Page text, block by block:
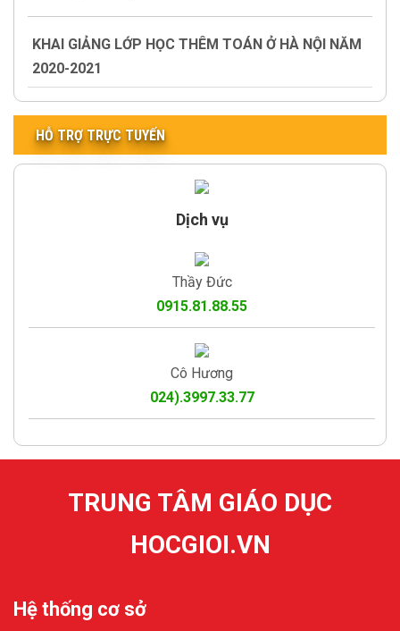
KHAI GIẢNG LỚP HỌC THÊM TOÁN Ở HÀ NỘI NĂM
2020-2021
HỖ TRỢ TRỰC TUYẾN
Dịch vụ
Thầy Đức
0915.81.88.55
Cô Hương
024).3997.33.77
TRUNG TÂM GIÁO DỤC
HOCGIOI.VN
Hệ thống cơ sở